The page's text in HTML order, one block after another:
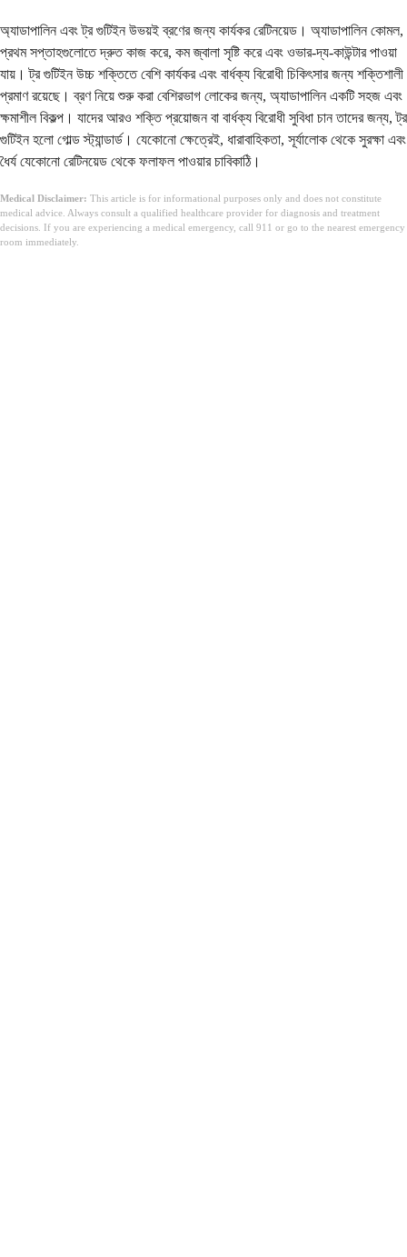
অ্যাডাপালিন এবং ট্র গুটিইন উভয়ই ব্রণের জন্য কার্যকর রেটিনয়েড। অ্যাডাপালিন কোমল,
প্রথম সপ্তাহগুলোতে দ্রুত কাজ করে, কম জ্বালা সৃষ্টি করে এবং ওভার-দ্য-কাউন্টার পাওয়া
যায়। ট্র গুটিইন উচ্চ শক্তিতে বেশি কার্যকর এবং বার্ধক্য বিরোধী চিকিৎসার জন্য শক্তিশালী
প্রমাণ রয়েছে। ব্রণ নিয়ে শুরু করা বেশিরভাগ লোকের জন্য, অ্যাডাপালিন একটি সহজ এবং
ক্ষমাশীল বিকল্প। যাদের আরও শক্তি প্রয়োজন বা বার্ধক্য বিরোধী সুবিধা চান তাদের জন্য, ট্র
গুটিইন হলো গোল্ড স্ট্যান্ডার্ড। যেকোনো ক্ষেত্রেই, ধারাবাহিকতা, সূর্যালোক থেকে সুরক্ষা এবং
ধৈর্য যেকোনো রেটিনয়েড থেকে ফলাফল পাওয়ার চাবিকাঠি।
Medical Disclaimer: This article is for informational purposes only and does not constitute
medical advice. Always consult a qualified healthcare provider for diagnosis and treatment
decisions. If you are experiencing a medical emergency, call 911 or go to the nearest emergency
room immediately.